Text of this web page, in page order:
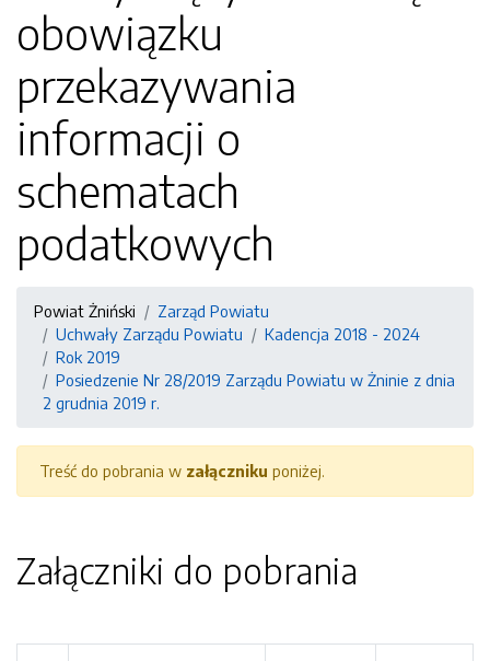
obowiązku
przekazywania
informacji o
schematach
podatkowych
Powiat Żniński
Zarząd Powiatu
Uchwały Zarządu Powiatu
Kadencja 2018 - 2024
Rok 2019
Posiedzenie Nr 28/2019 Zarządu Powiatu w Żninie z dnia
2 grudnia 2019 r.
Treść do pobrania w załączniku poniżej.
Załączniki do pobrania